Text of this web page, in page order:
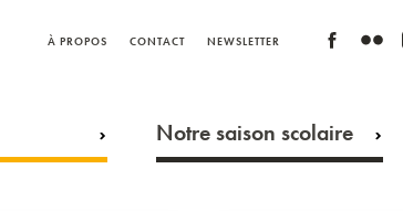
À PROPOS CONTACT NEWSLETTER
Notre saison scolaire